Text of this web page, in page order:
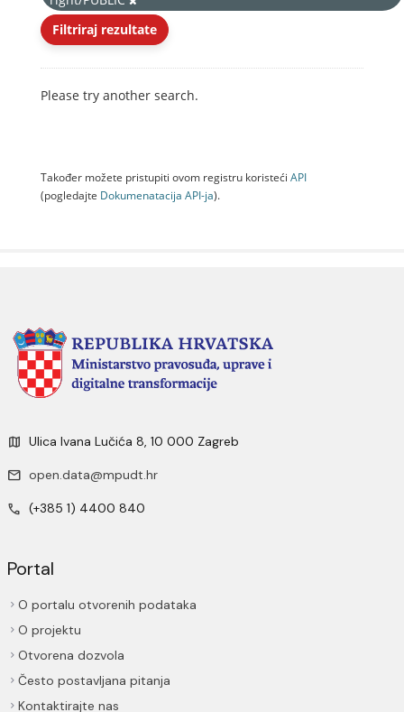
Filtriraj rezultate
Please try another search.
Također možete pristupiti ovom registru koristeći API
(pogledajte Dokumenаtаcijа API-jа).